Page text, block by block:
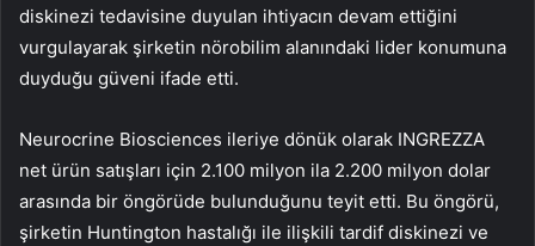
diskinezi tedavisine duyulan ihtiyacın devam ettiğini
vurgulayarak şirketin nörobilim alanındaki lider konumuna
duyduğu güveni ifade etti.
Neurocrine Biosciences ileriye dönük olarak INGREZZA
net ürün satışları için 2.100 milyon ila 2.200 milyon dolar
arasında bir öngörüde bulunduğunu teyit etti. Bu öngörü,
şirketin Huntington hastalığı ile ilişkili tardif diskinezi ve